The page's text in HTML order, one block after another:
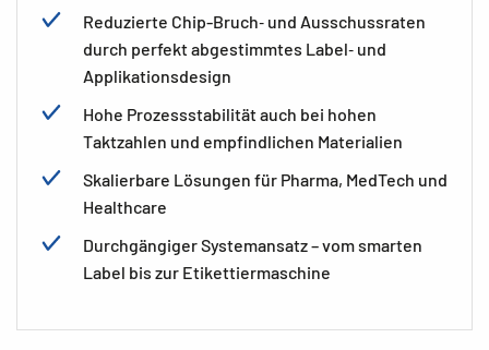
Reduzierte Chip-Bruch‑ und Ausschussraten
durch perfekt abgestimmtes Label‑ und
Applikationsdesign
Hohe Prozessstabilität auch bei hohen
Taktzahlen und empfindlichen Materialien
Skalierbare Lösungen für Pharma, MedTech und
Healthcare
Durchgängiger Systemansatz – vom smarten
Label bis zur Etikettiermaschine